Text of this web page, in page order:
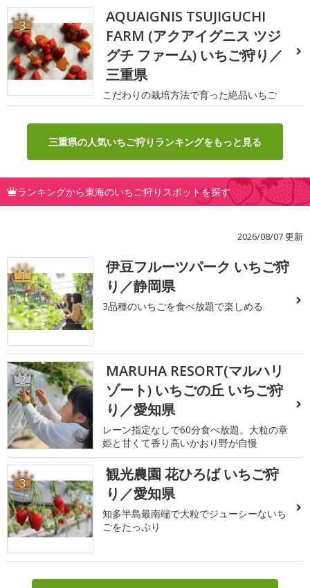
3
AQUAIGNIS TSUJIGUCHI
FARM (アクアイグニス ツジ
グチ ファーム) いちご狩り／
三重県
こだわりの栽培方法で育った絶品いちご
三重県の人気いちご狩りランキングをもっと見る
ランキングから東海のいちご狩りスポットを探す
2026/08/07 更新
1
伊豆フルーツパーク いちご狩
り／静岡県
3品種のいちごを食べ放題で楽しめる
2
MARUHA RESORT(マルハリ
ゾート) いちごの丘 いちご狩
り／愛知県
レーン指定なしで60分食べ放題。大粒の章
姫と甘くて香り高いかおり野が自慢
3
観光農園 花ひろば いちご狩
り／愛知県
知多半島最南端で大粒でジューシーないち
ごをたっぷり